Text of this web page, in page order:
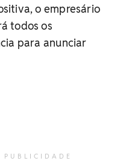
o empresário
todos os
para anunciar